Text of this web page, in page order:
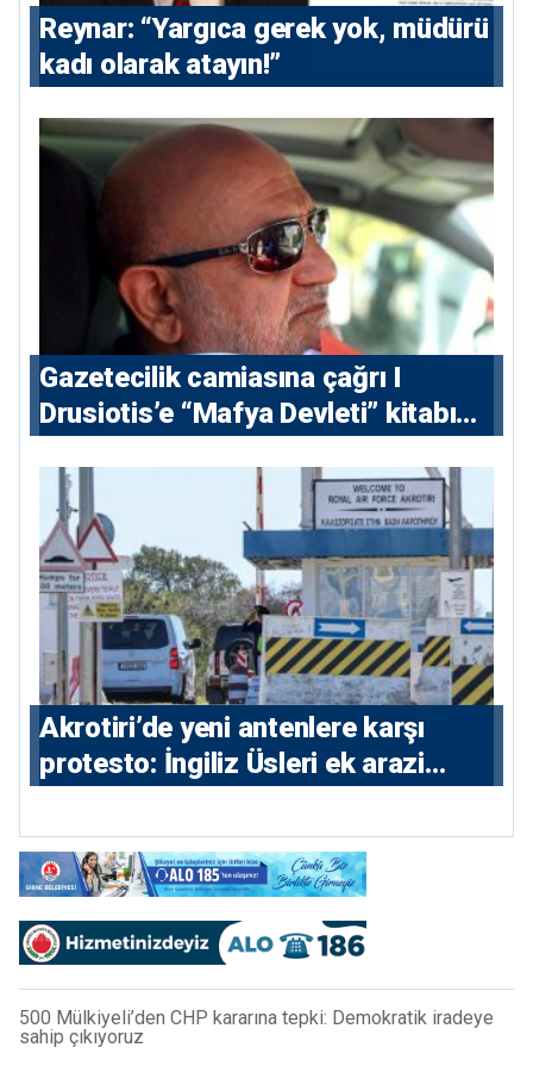
Reynar: “Yargıca gerek yok, müdürü
kadı olarak atayın!”
Gazetecilik camiasına çağrı I
⁠Drusiotis’e “Mafya Devleti” kitabı
⁠Akrotiri’de yeni antenlere karşı
protesto: İngiliz Üsleri ek arazi
500 Mülkiyeli’den CHP kararına tepki: Demokratik iradeye
sahip çıkıyoruz